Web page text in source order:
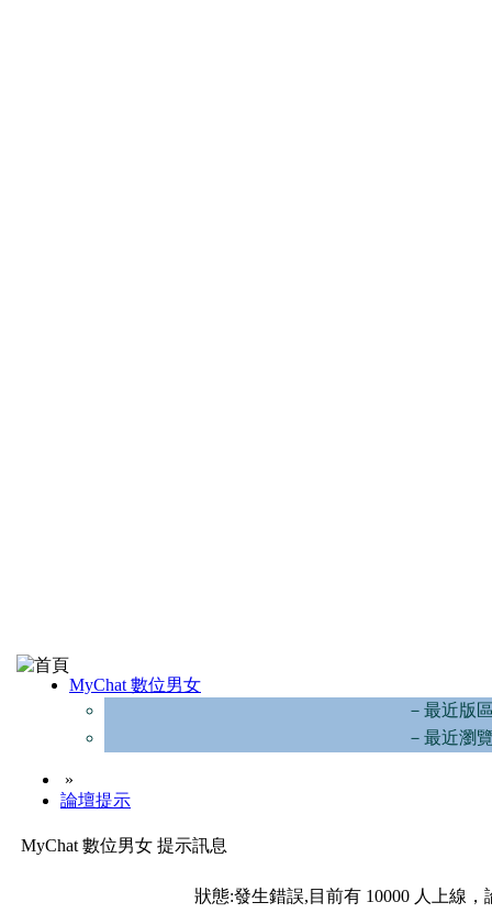
MyChat 數位男女
－最近版
－最近瀏
»
論壇提示
MyChat 數位男女 提示訊息
狀態:發生錯誤,目前有 10000 人上線